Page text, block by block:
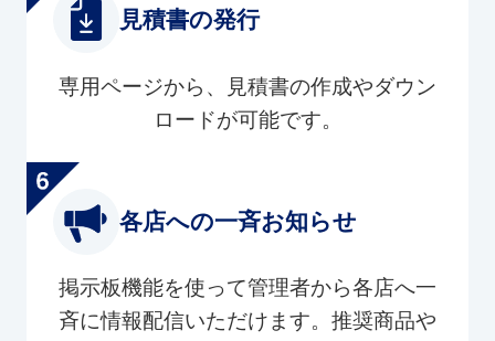
見積書の発行
専用ページから、見積書の作成やダウン
ロードが可能です。
各店への一斉お知らせ
掲示板機能を使って管理者から各店へ一
斉に情報配信いただけます。推奨商品や